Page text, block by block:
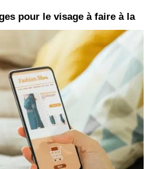
pour le visage à faire à la